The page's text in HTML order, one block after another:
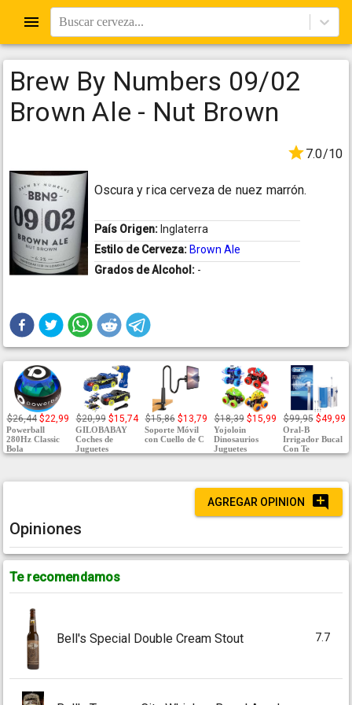
Buscar cerveza...
Brew By Numbers 09/02
Brown Ale - Nut Brown
7.0/10
Oscura y rica cerveza de nuez marrón.
País Origen: Inglaterra
Estilo de Cerveza: Brown Ale
Grados de Alcohol: -
$26,44 $22,99
Powerball
280Hz Classic
Bola
$20,99 $15,74
GILOBABAY
Coches de
Juguetes
$15,86 $13,79
Soporte Móvil
con Cuello de C
$18,39 $15,99
Yojoloin
Dinosaurios
Juguetes
$99,95 $49,99
Oral-B
Irrigador Bucal
Con Te
AGREGAR OPINION
Opiniones
Te recomendamos
Bell's Special Double Cream Stout 7.7